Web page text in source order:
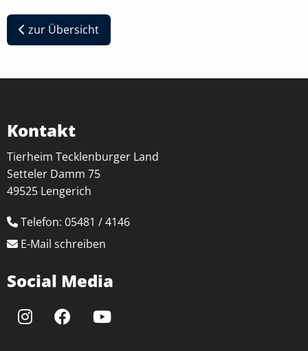
zur Übersicht
Kontakt
Tierheim Tecklenburger Land
Setteler Damm 75
49525 Lengerich
Telefon: 05481 / 4146
E-Mail schreiben
Social Media